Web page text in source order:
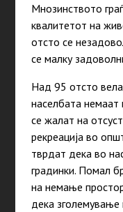
Мнозинството
квалитетот на
отсто се
се малку
Над 95 отсто
населбата немаат
се жалат на
рекреација во
тврдат дека во
градинки. Помал
на немање
дека зголемување